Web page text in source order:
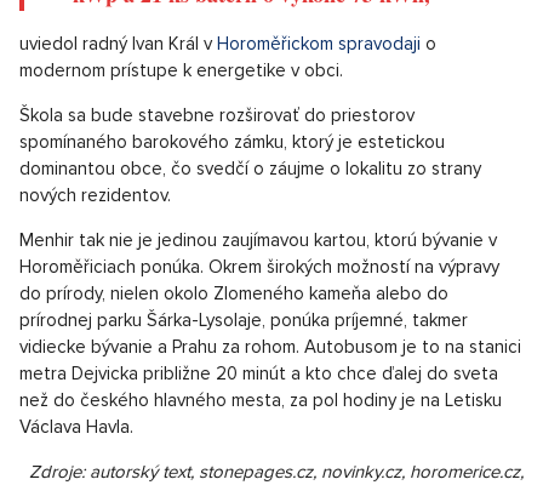
uviedol radný Ivan Král vHoroměřickom spravodaji o
modernom prístupe k energetike v obci.
Škola sa bude stavebne rozširovať do priestorov
spomínaného barokového zámku, ktorý je estetickou
dominantou obce, čo svedčí o záujme o lokalitu zo strany
nových rezidentov.
Menhir tak nie je jedinou zaujímavou kartou, ktorú bývanie v
Horoměřiciach ponúka. Okrem širokých možností na výpravy
do prírody, nielen okolo Zlomeného kameňa alebo do
prírodnej parku Šárka-Lysolaje, ponúka príjemné, takmer
vidiecke bývanie a Prahu za rohom. Autobusom je to na stanici
metra Dejvicka približne 20 minút a kto chce ďalej do sveta
než do českého hlavného mesta, za pol hodiny je na Letisku
Václava Havla.
Zdroje: autorský text, stonepages.cz, novinky.cz, horomerice.cz,